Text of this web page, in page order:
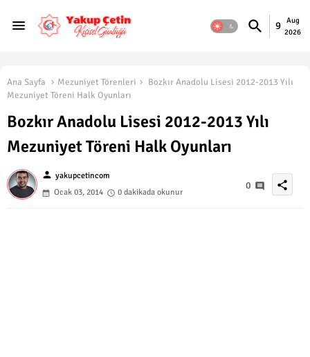
9
Aug
2026
Ana Sayfa Mezuniyet Törenleri
Bozkır Anadolu Lisesi 2012-2013 Yılı
Mezuniyet Töreni Halk Oyunları
Bozkır Anadolu Lisesi 2012-2013 Yılı
Mezuniyet Töreni Halk Oyunları
person yakupcetincom
Ocak 03, 2014
0 dakikada okunur
0 share